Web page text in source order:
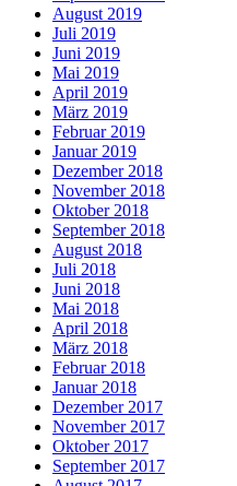
August 2019
Juli 2019
Juni 2019
Mai 2019
April 2019
März 2019
Februar 2019
Januar 2019
Dezember 2018
November 2018
Oktober 2018
September 2018
August 2018
Juli 2018
Juni 2018
Mai 2018
April 2018
März 2018
Februar 2018
Januar 2018
Dezember 2017
November 2017
Oktober 2017
September 2017